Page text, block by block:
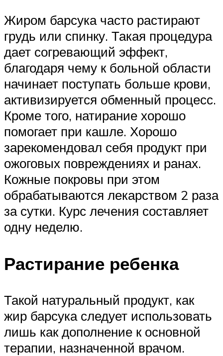
Жиром барсука часто растирают
грудь или спинку. Такая процедура
дает согревающий эффект,
благодаря чему к больной области
начинает поступать больше крови,
активизируется обменный процесс.
Кроме того, натирание хорошо
помогает при кашле. Хорошо
зарекомендовал себя продукт при
ожоговых повреждениях и ранах.
Кожные покровы при этом
обрабатываются лекарством 2 раза
за сутки. Курс лечения составляет
одну неделю.
Растирание ребенка
Такой натуральный продукт, как
жир барсука следует использовать
лишь как дополнение к основной
терапии, назначенной врачом.